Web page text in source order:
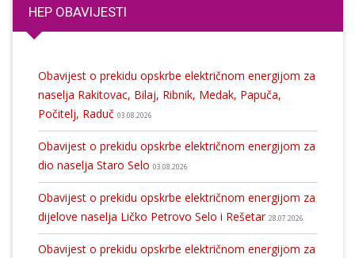
HEP OBAVIJESTI
Obavijest o prekidu opskrbe električnom energijom za
naselja Rakitovac, Bilaj, Ribnik, Medak, Papuča,
Počitelj, Raduč 03.08.2026
Obavijest o prekidu opskrbe električnom energijom za
dio naselja Staro Selo 03.08.2026
Obavijest o prekidu opskrbe električnom energijom za
dijelove naselja Ličko Petrovo Selo i Rešetar 28.07.2026
Obavijest o prekidu opskrbe električnom energijom za